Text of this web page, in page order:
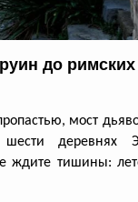
до римских
мост
деревнях
ждите тишины: